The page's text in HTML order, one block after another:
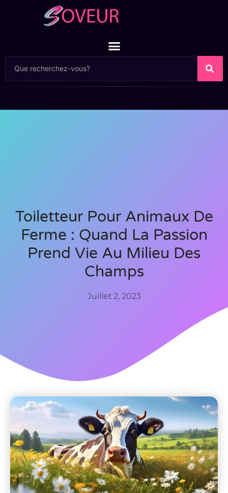
Toiletteur Pour Animaux De
Ferme : Quand La Passion
Prend Vie Au Milieu Des
Champs
Juillet 2, 2023